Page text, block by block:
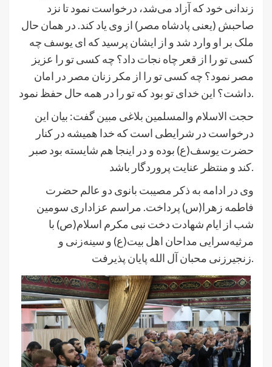
زندانی خود که آزاد می‌شد، درخواست نمود تا نزد
صاحبش (یعنی پادشاه مصر) از وی یاد کند. در همان حال
ملک بر او وارد شد و از ایشان پرسید که ای یوسف چه
کسی تو را از قعر چاه نجات داد؟ چه کسی تو را عزیز
مصر نمود؟ چه کسی تو را از مکر زنان مصر در امان
داشت؟ این خدای تو بود که تو را در همه حال حفظ نمود.
حجت ‌الاسلام‌ والمسلمین بلاغی مبین گفت: بیان این
درخواست در شرایطی است که خدا همیشه در کنار
حضرت یوسف(ع) بوده و در اینجا هم شایسته بود صبر
کند و منتظر عنایت پروردگار باشد.
وی در ادامه به ذکر مصیبت بانوی دو عالم حضرت
فاطمه زهرا(س) پرداخت. مراسم عزاداری سومین
شب از ایام شهادت دخت نبی مکرم اسلام(ص) با
مرثیه‌سرایی مداحان اهل بیت(ع) و سینه‌زنی و
زنجیرزنی محبان آل الله پایان پذیرفت.